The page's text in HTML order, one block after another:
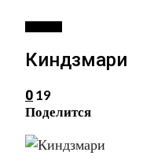
Киндзмари
0 19
Поделится